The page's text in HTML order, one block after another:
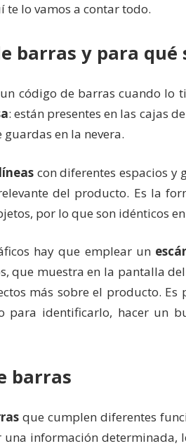
te lo vamos a contar todo.
barras y para qué
código de barras cuando lo
: están presentes en las cajas
en la nevera.
con diferentes espacios y
del producto. Es la
por lo que son idénticos
hay que emplear un
que muestra en la pantalla
más sobre el producto.
para identificarlo, hacer un
barras
que cumplen diferentes
información determinada,